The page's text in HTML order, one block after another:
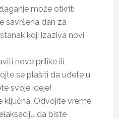
može otkriti
savršena dan za
koji izaziva novi
nove prilike ili
se plašiti da uđete u
svoje ideje!
ključna. Odvojite vreme
da biste